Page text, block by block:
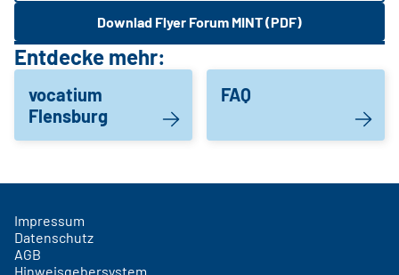
Downlad Flyer Forum MINT (PDF)
Entdecke mehr:
vocatium
Flensburg
FAQ
Impressum
Datenschutz
AGB
Hinweisgebersystem